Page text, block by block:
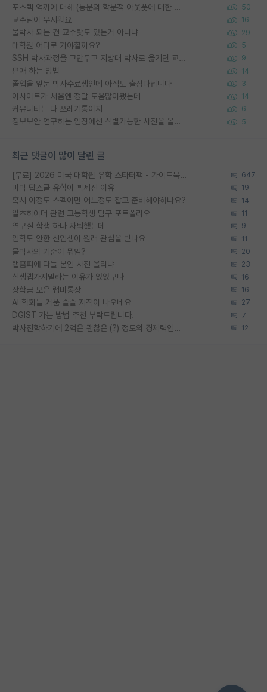
포스텍 억까에 대해 (동문의 학문적 아웃풋에 대한 반박) 50
교수님이 무서워요 16
물박사 되는 건 교수탓도 있는거 아니냐 29
대학원 어디로 가야할까요? 5
SSH 박사과정을 그만두고 지방대 박사로 옮기면 교수의 꿈은 끝일까요? 9
편애 하는 방법 14
졸업을 앞둔 박사수료생인데 아직도 출장다닙니다 3
이사이트가 처음엔 정말 도움많이됐는데 14
커뮤니티는 다 쓰레기통이지 6
정보보안 연구하는 입장에선 식별가능한 사진을 올리는건 비추이긴함 5
최근 댓글이 많이 달린 글
[무료] 2026 미국 대학원 유학 스타터팩 - 가이드북 & 합격자 컨택메일 템플릿 647
미박 탑스쿨 유학이 빡세진 이유 19
혹시 이정도 스펙이면 어느정도 잡고 준비해야하나요? 14
알츠하이머 관련 고등학생 탐구 포트폴리오 11
연구실 학생 하나 자퇴했는데 9
입학도 안한 신입생이 원래 관심을 받나요 11
물박사의 기준이 뭐임? 20
랩홈피에 다들 본인 사진 올리냐 23
신생랩가지말라는 이유가 있었구나 16
장학금 모은 랩비통장 16
AI 학회들 거품 슬슬 지적이 나오네요 27
DGIST 가는 방법 추천 부탁드립니다. 7
박사진학하기에 2억은 괜찮은 (?) 정도의 경제력인가요 12